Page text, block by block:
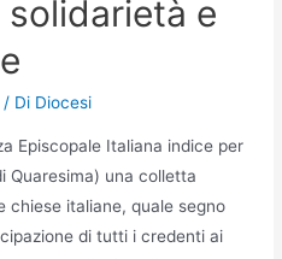
solidarietà e
/ Di Diocesi
Episcopale Italiana indice per
Quaresima) una colletta
chiese italiane, quale segno
di tutti i credenti ai